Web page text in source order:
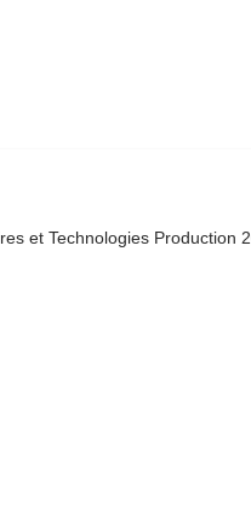
et Technologies Production